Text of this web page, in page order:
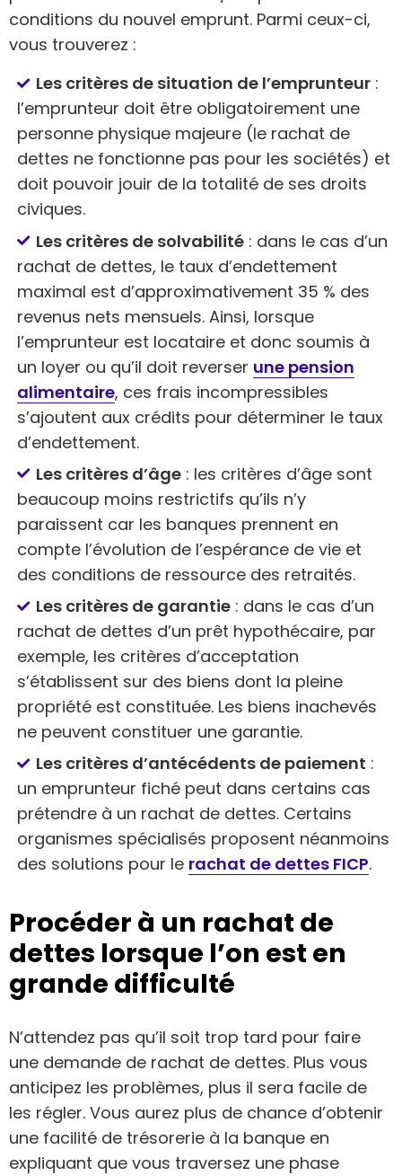
conditions du nouvel emprunt. Parmi ceux-ci,
vous trouverez :
Les critères de situation de l’emprunteur :
l’emprunteur doit être obligatoirement une
personne physique majeure (le rachat de
dettes ne fonctionne pas pour les sociétés) et
doit pouvoir jouir de la totalité de ses droits
civiques.
Les critères de solvabilité : dans le cas d’un
rachat de dettes, le taux d’endettement
maximal est d’approximativement 35 % des
revenus nets mensuels. Ainsi, lorsque
l’emprunteur est locataire et donc soumis à
un loyer ou qu’il doit reverser une pension
alimentaire, ces frais incompressibles
s’ajoutent aux crédits pour déterminer le taux
d’endettement.
Les critères d’âge : les critères d’âge sont
beaucoup moins restrictifs qu’ils n’y
paraissent car les banques prennent en
compte l’évolution de l’espérance de vie et
des conditions de ressource des retraités.
Les critères de garantie : dans le cas d’un
rachat de dettes d’un prêt hypothécaire, par
exemple, les critères d’acceptation
s’établissent sur des biens dont la pleine
propriété est constituée. Les biens inachevés
ne peuvent constituer une garantie.
Les critères d’antécédents de paiement :
un emprunteur fiché peut dans certains cas
prétendre à un rachat de dettes. Certains
organismes spécialisés proposent néanmoins
des solutions pour le rachat de dettes FICP.
Procéder à un rachat de
dettes lorsque l’on est en
grande difficulté
N’attendez pas qu’il soit trop tard pour faire
une demande de rachat de dettes. Plus vous
anticipez les problèmes, plus il sera facile de
les régler. Vous aurez plus de chance d’obtenir
une facilité de trésorerie à la banque en
expliquant que vous traversez une phase